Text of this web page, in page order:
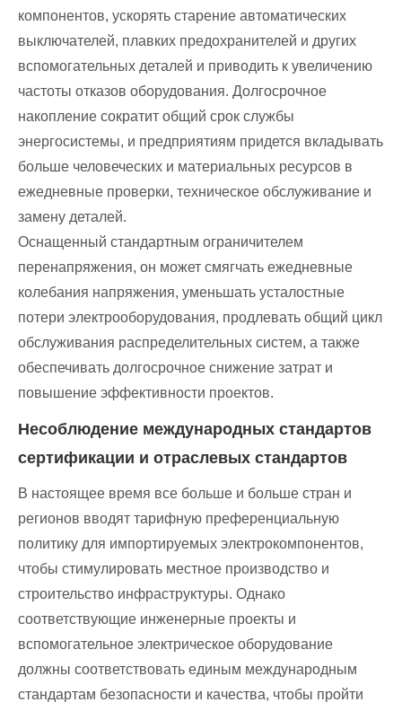
компонентов, ускорять старение автоматических
выключателей, плавких предохранителей и других
вспомогательных деталей и приводить к увеличению
частоты отказов оборудования. Долгосрочное
накопление сократит общий срок службы
энергосистемы, и предприятиям придется вкладывать
больше человеческих и материальных ресурсов в
ежедневные проверки, техническое обслуживание и
замену деталей.
Оснащенный стандартным ограничителем
перенапряжения, он может смягчать ежедневные
колебания напряжения, уменьшать усталостные
потери электрооборудования, продлевать общий цикл
обслуживания распределительных систем, а также
обеспечивать долгосрочное снижение затрат и
повышение эффективности проектов.
Несоблюдение международных стандартов
сертификации и отраслевых стандартов
В настоящее время все больше и больше стран и
регионов вводят тарифную преференциальную
политику для импортируемых электрокомпонентов,
чтобы стимулировать местное производство и
строительство инфраструктуры. Однако
соответствующие инженерные проекты и
вспомогательное электрическое оборудование
должны соответствовать единым международным
стандартам безопасности и качества, чтобы пройти